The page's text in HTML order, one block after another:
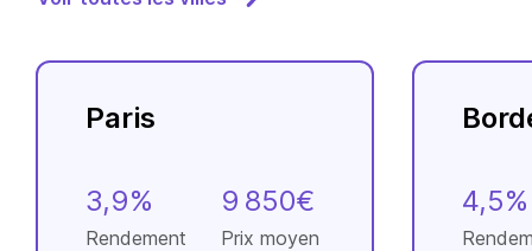
Paris
3,9%
Rendement
9 850€
Prix moyen
4,5%